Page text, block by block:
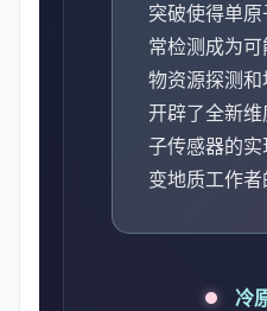
突破使得单
常检测成为
物资源探测
开辟了全新
子传感器的
变地质工作者
冷